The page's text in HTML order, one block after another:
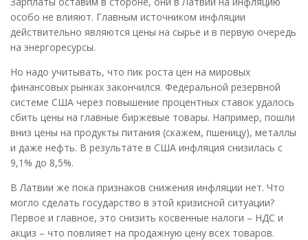
особо не влияют. Главным источником инфляции
действительно являются цены на сырье и в первую очередь
на энергоресурсы.
Но надо учитывать, что пик роста цен на мировых
финансовых рынках закончился. Федеральной резервной
системе США через повышение процентных ставок удалось
сбить цены на главные биржевые товары. Например, пошли
вниз цены на продукты питания (скажем, пшеницу), металлы
и даже нефть. В результате в США инфляция снизилась с
9,1% до 8,5%.
В Латвии же пока признаков снижения инфляции нет. Что
могло сделать государство в этой кризисной ситуации?
Первое и главное, это снизить косвенные налоги – НДС и
акциз – что повлияет на продажную цену всех товаров.